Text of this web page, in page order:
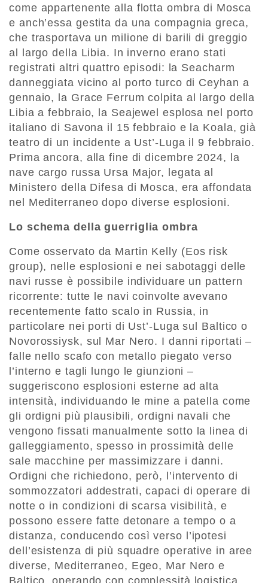
come appartenente alla flotta ombra di Mosca
e anch’essa gestita da una compagnia greca,
che trasportava un milione di barili di greggio
al largo della Libia. In inverno erano stati
registrati altri quattro episodi: la Seacharm
danneggiata vicino al porto turco di Ceyhan a
gennaio, la Grace Ferrum colpita al largo della
Libia a febbraio, la Seajewel esplosa nel porto
italiano di Savona il 15 febbraio e la Koala, già
teatro di un incidente a Ust’-Luga il 9 febbraio.
Prima ancora, alla fine di dicembre 2024, la
nave cargo russa Ursa Major, legata al
Ministero della Difesa di Mosca, era affondata
nel Mediterraneo dopo diverse esplosioni.
Lo schema della guerriglia ombra
Come osservato da Martin Kelly (Eos risk
group), nelle esplosioni e nei sabotaggi delle
navi russe è possibile individuare un pattern
ricorrente: tutte le navi coinvolte avevano
recentemente fatto scalo in Russia, in
particolare nei porti di Ust’-Luga sul Baltico o
Novorossiysk, sul Mar Nero. I danni riportati –
falle nello scafo con metallo piegato verso
l’interno e tagli lungo le giunzioni –
suggeriscono esplosioni esterne ad alta
intensità, individuando le mine a patella come
gli ordigni più plausibili, ordigni navali che
vengono fissati manualmente sotto la linea di
galleggiamento, spesso in prossimità delle
sale macchine per massimizzare i danni.
Ordigni che richiedono, però, l’intervento di
sommozzatori addestrati, capaci di operare di
notte o in condizioni di scarsa visibilità, e
possono essere fatte detonare a tempo o a
distanza, conducendo così verso l’ipotesi
dell’esistenza di più squadre operative in aree
diverse, Mediterraneo, Egeo, Mar Nero e